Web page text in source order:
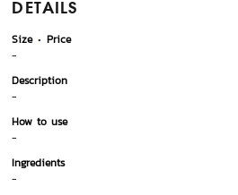
DETAILS
Size
Price
-
Description
-
How to use
-
Ingredients
-